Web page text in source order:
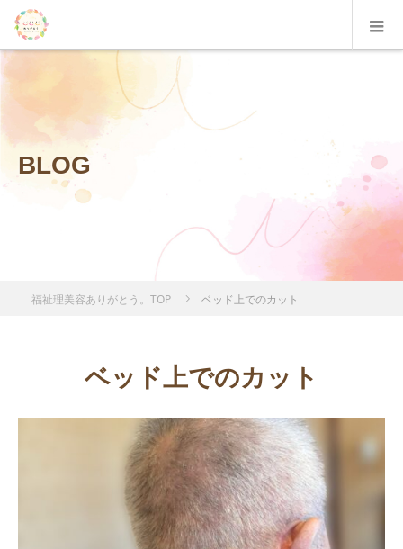
BLOG
福祉理美容ありがとう。TOP ベッド上でのカット
ベッド上でのカット